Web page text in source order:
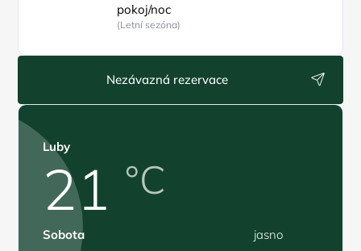
pokoj/noc
(Letní sezóna)
Nezávazná rezervace
Luby
21 °C
Sobota jasno